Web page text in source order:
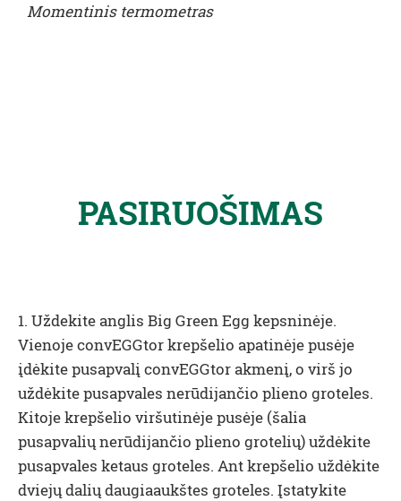
Momentinis termometras
PASIRUOŠIMAS
1. Uždekite anglis Big Green Egg kepsninėje.
Vienoje convEGGtor krepšelio apatinėje pusėje
įdėkite pusapvalį convEGGtor akmenį,o virš jo
uždėkite pusapvales nerūdijančio plieno groteles.
Kitoje krepšelio viršutinėje pusėje (šalia
pusapvalių nerūdijančio plieno grotelių) uždėkite
pusapvales ketaus groteles. Ant krepšelio uždėkite
dviejų dalių daugiaaukštes groteles. Įstatykite